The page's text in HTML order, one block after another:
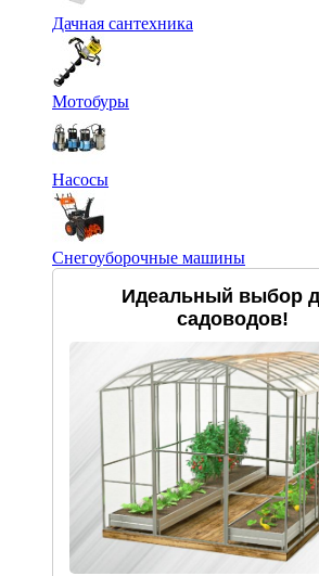
Дачная сантехника
Мотобуры
Насосы
Снегоуборочные машины
Идеальный выбор
садоводов!